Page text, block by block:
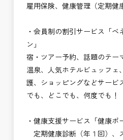
雇用保険、健康管理（定期健
・会員制の割引サービス「ベ
ン」
宿・ツアー予約、話題のテー
温泉、人気ホテルビュッフェ
護、ショッピングなどサービ
でも、どこでも、何度でも！
・健康支援サービス「健康ポ
定期健康診断（年１回）、